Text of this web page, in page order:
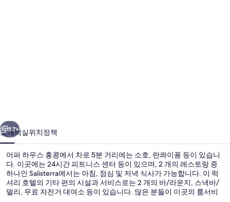
의
사
진
갤
러
57+
소개객실위치정책
어퍼 하우스 홍콩에서 차로 5분 거리에는 소호, 란콰이퐁 등이 있습니
다. 이곳에는 24시간 피트니스 센터 등이 있으며, 2 개의 레스토랑 중
하나인 Salisterra에서는 아침, 점심 및 저녁 식사가 가능합니다. 이 럭
셔리 호텔의 기타 편의 시설과 서비스로는 2 개의 바/라운지, 스낵바/
델리, 무료 자전거 대여소 등이 있습니다. 많은 분들이 이곳의 룸서비